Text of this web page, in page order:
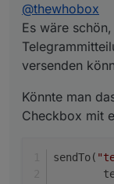
@thewhobox
Es wäre
versenden
Könnte man
Checkbox mit
sendTo(